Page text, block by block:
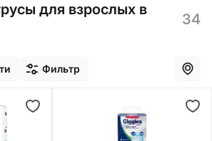
для взрослых в
34
Фильтр